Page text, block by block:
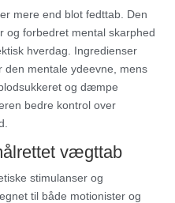
mere end blot fedttab. Den
og forbedret mental skarphed
hverdag. Ingredienser
den mentale ydeevne, mens
og dæmpe
bedre kontrol over
vægttab
stimulanser og
til både motionister og